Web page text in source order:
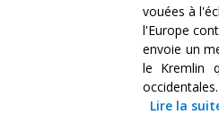
vouées à
l'Europe
envoie un
le Kremlin
occidentales.
Lire la